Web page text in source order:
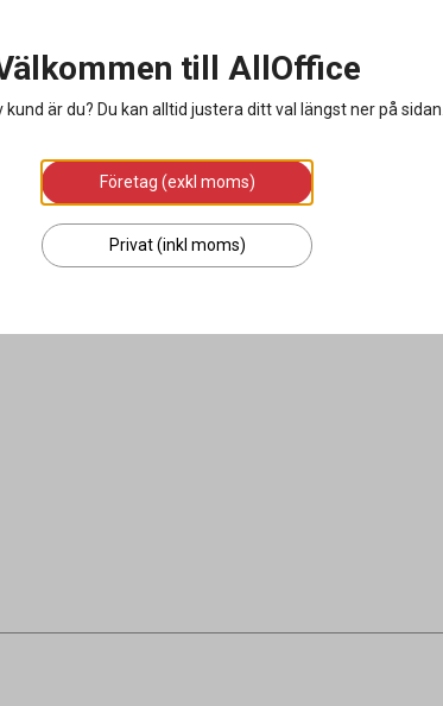
till AllOffice
kund är du? Du kan alltid justera ditt val längst ner på
Företag (exkl moms)
Privat (inkl moms)